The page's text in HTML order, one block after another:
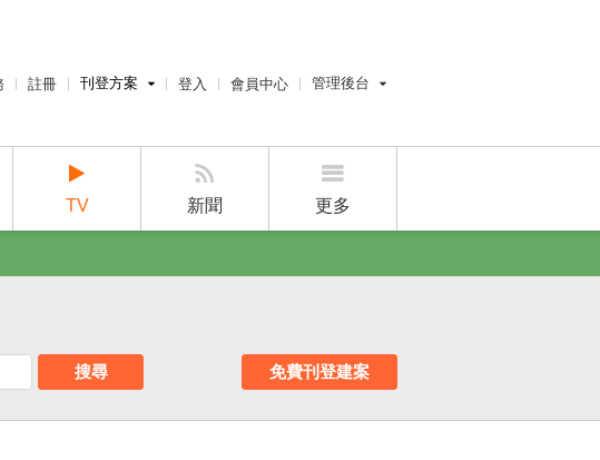
註冊 刊登方案
廣告刊登
建案刊登
登入 會員中心 管理後台
屋主管理後台
TV 新聞 更多
搜尋 免費刊登建案